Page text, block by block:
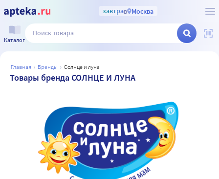
завтрав Москва
Каталог
главная бренды солнце и луна
Товары бренда СОЛНЦЕ И ЛУНА